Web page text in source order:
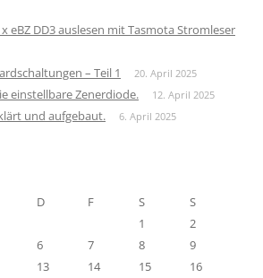
eBZ DD3 auslesen mit Tasmota Stromleser
– Teil 1 20. April 2025
einstellbare Zenerdiode. 12. April 2025
und aufgebaut. 6. April 2025
D F S
S
1
2
6 7 8
9
13 14 15
16